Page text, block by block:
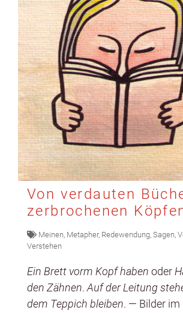
Von verdauten
zerbrochenen
Meinen, Metapher, Redewendung, Sagen,
Verstehen
Ein Brett vorm Kopf haben oder
den Zäh­nen.Auf der Leitung
dem Tep­pich bleiben. — Bilder im